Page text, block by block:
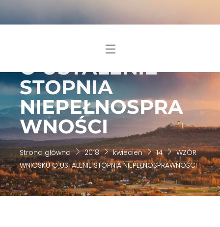
Menu
WZÓR WNIOSKU
O USTALENIE
STOPNIA
NIEPEŁNOSPRA
WNOŚCI
Strona główna 2018 kwiecień 14
WZÓR
WNIOSKU O USTALENIE STOPNIA NIEPEŁNOSPRAWNOŚCI